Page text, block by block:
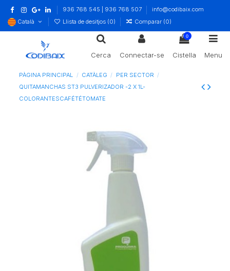
936 768 545 | 936 768 507
info@codibaix.com
Català
Llista de desitjos (0) Comparar (0)
Cerca Connectar-se
0
Cistella Menu
PÀGINA PRINCIPAL CATÀLEG
PER SECTOR
QUITAMANCHAS ST3 PULVERIZADOR -2 X 1L-
COLORANTESCAFÉTÉTOMATE